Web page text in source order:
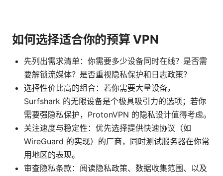
如何选择适合你的预算 VPN
先列出需求清单：你需要多少设备同时在线？是否需
要解锁流媒体？是否重视隐私保护和日志政策？
选择性价比高的组合：若你需要大量设备，
Surfshark 的无限设备是个极具吸引力的选项；若你
需要强隐私保护，ProtonVPN 的隐私设计值得考虑。
关注速度与稳定性：优先选择提供快速协议（如
WireGuard 的实现）的厂商，同时测试服务器在你常
用地区的表现。
审查隐私条款：阅读隐私政策、数据收集范围、以及